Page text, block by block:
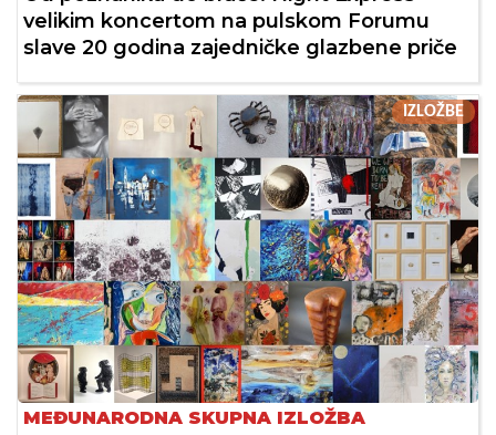
velikim koncertom na pulskom Forumu
slave 20 godina zajedničke glazbene priče
IZLOŽBE
MEĐUNARODNA SKUPNA IZLOŽBA